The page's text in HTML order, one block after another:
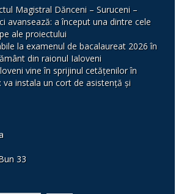
Magistral Dănceni – Suruceni –
avansează: a început una dintre cele
ale proiectului
la examenul de bacalaureat 2026 în
din raionul Ialoveni
vine în sprijinul cetățenilor în
va instala un cort de asistență și
33